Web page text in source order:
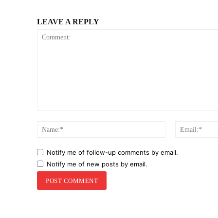
LEAVE A REPLY
Name:*
Notify me of follow-up comments by email.
Notify me of new posts by email.